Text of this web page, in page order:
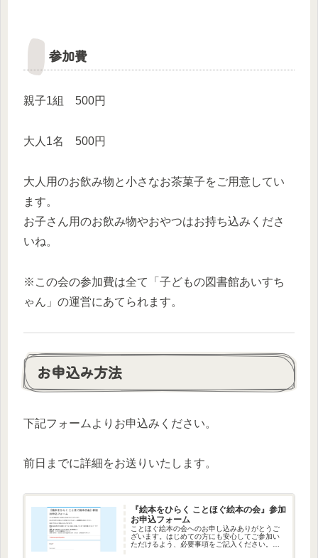
参加費
親子1組 500円
大人1名 500円
大人用のお飲み物と小さなお茶菓子をご用意してい
ます。
お子さん用のお飲み物やおやつはお持ち込みくださ
いね。
※この会の参加費は全て「子どもの図書館あいすち
ゃん」の運営にあてられます。
お申込み方法
下記フォームよりお申込みください。
前日までに詳細をお送りいたします。
『絵本をひらく ことほぐ絵本の会』参加
お申込フォーム
ことほぐ絵本の会へのお申し込みありがとうご
ざいます。はじめての方にも安心してご参加い
ただけるよう、必要事項をご記入ください。お